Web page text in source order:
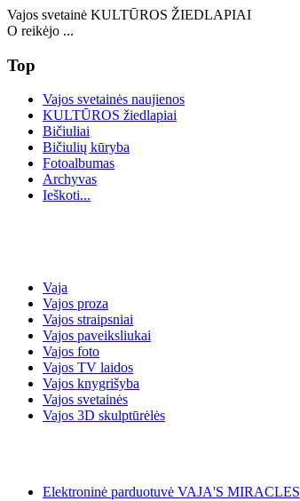
Vajos svetainė KULTŪROS ŽIEDLAPIAI
O reikėjo ...
Top
Vajos svetainės naujienos
KULTŪROS žiedlapiai
Bičiuliai
Bičiulių kūryba
Fotoalbumas
Archyvas
Ieškoti...
Vaja
Vajos proza
Vajos straipsniai
Vajos paveiksliukai
Vajos foto
Vajos TV laidos
Vajos knygrišyba
Vajos svetainės
Vajos 3D skulptūrėlės
Elektroninė parduotuvė VAJA'S MIRACLES